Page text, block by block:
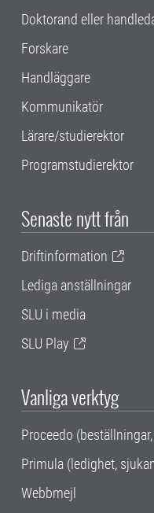
Doktorand eller
Forskare
Handläggare
Kommunikatör
Lärare/studierektor
Programstudierektor
Senaste nytt från
Driftinformation
Lediga anställningar
SLU i media
SLU Play
Vanliga verktyg
Proceedo
Primula (ledighet,
Webbmejl